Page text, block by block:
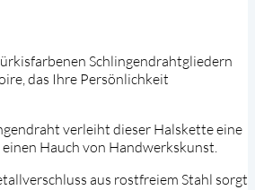
Schlingendrahtgliedern
das Ihre Persönlichkeit
verleiht dieser Halskette eine
Hauch von Handwerkskunst.
aus rostfreiem Stahl sorgt